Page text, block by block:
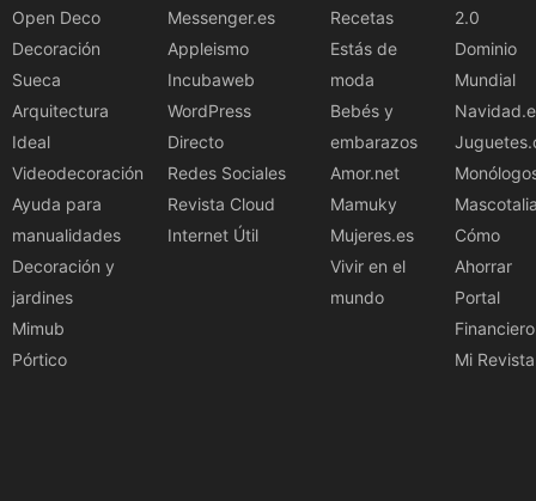
Open Deco
Decoración
Sueca
Arquitectura
Ideal
Videodecoración
Ayuda para
manualidades
Decoración y
jardines
Mimub
Pórtico
Messenger.es
Appleismo
Incubaweb
WordPress
Directo
Redes Sociales
Revista Cloud
Internet Útil
Recetas
Estás de
moda
Bebés y
embarazos
Amor.net
Mamuky
Mujeres.es
Vivir en el
mundo
2.0
Dominio
Mundial
Cómo
Ahorrar
Portal
Financiero
Mi Revista